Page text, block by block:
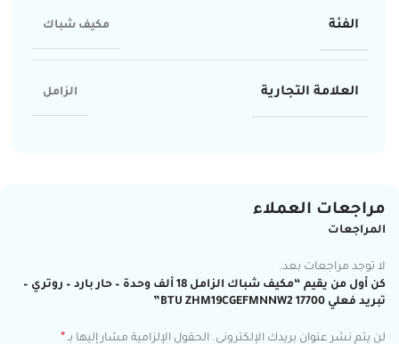
الفئة مكيف شباك
العلامة التجارية الزامل
مراجعات العملاء
المراجعات
لا توجد مراجعات بعد.
كن أول من يقيم “مكيف شباك الزامل 18 ألف وحدة – حار بارد – روتري –
تبريد فعلي 17700 BTU ZHM19CGEFMNNW2”
لن يتم نشر عنوان بريدك الإلكتروني. الحقول الإلزامية مشار إليها بـ *